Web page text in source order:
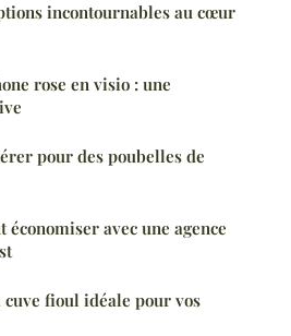
incontournables au cœur
rose en visio : une
pour des poubelles de
économiser avec une agence
fioul idéale pour vos